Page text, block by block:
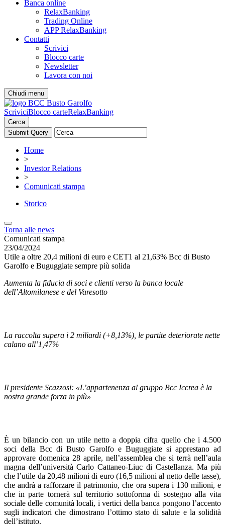
Banca online
RelaxBanking
Trading Online
APP RelaxBanking
Contatti
Scrivici
Blocco carte
Newsletter
Lavora con noi
Chiudi menu
ScriviciBlocco carteRelaxBanking
Cerca
Home
>
Investor Relations
>
Comunicati stampa
Storico
Torna alle news
Comunicati stampa
23/04/2024
Utile a oltre 20,4 milioni di euro e CET1 al 21,63% Bcc di Busto
Garolfo e Buguggiate sempre più solida
Aumenta la fiducia di soci e clienti verso la banca locale
dell’Altomilanese e del Varesotto
La raccolta supera i 2 miliardi (+8,13%), le partite deteriorate nette
calano all’1,47%
Il presidente Scazzosi: «L’appartenenza al gruppo Bcc Iccrea è la
nostra grande forza in più»
È un bilancio con un utile netto a doppia cifra quello che i 4.500
soci della Bcc di Busto Garolfo e Buguggiate si apprestano ad
approvare domenica 28 aprile, nell’assemblea che si terrà nell’aula
magna dell’università Carlo Cattaneo-Liuc di Castellanza. Ma più
che l’utile da 20,48 milioni di euro (16,5 milioni al netto delle tasse),
che andrà a rafforzare il patrimonio, che ora supera i 130 milioni, e
che in parte tornerà sul territorio sottoforma di sostegno alla vita
sociale delle comunità locali, i vertici della banca pongono l’accento
sugli indicatori che dimostrano l’ottimo stato di salute e la solidità
dell’istituto.